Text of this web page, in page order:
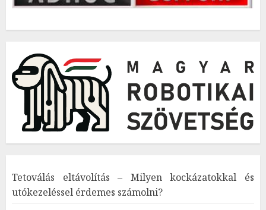
Tetoválás eltávolítás – Milyen kockázatokkal és
utókezeléssel érdemes számolni?